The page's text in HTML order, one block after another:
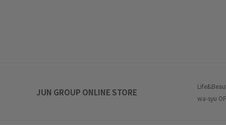
JUN GROUP ONLINE STORE
wa-syu